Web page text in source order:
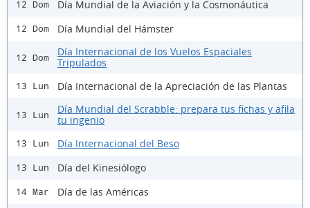
12 Dom Día Mundial de la Aviación y la Cosmonáutica
12 Dom Día Mundial del Hámster
12 Dom
Día Internacional de los Vuelos Espaciales
Tripulados
13 Lun Día Internacional de la Apreciación de las Plantas
13 Lun
Día Mundial del Scrabble: prepara tus fichas y afila
tu ingenio
13 Lun Día Internacional del Beso
13 Lun Día del Kinesiólogo
14 Mar Día de las Américas